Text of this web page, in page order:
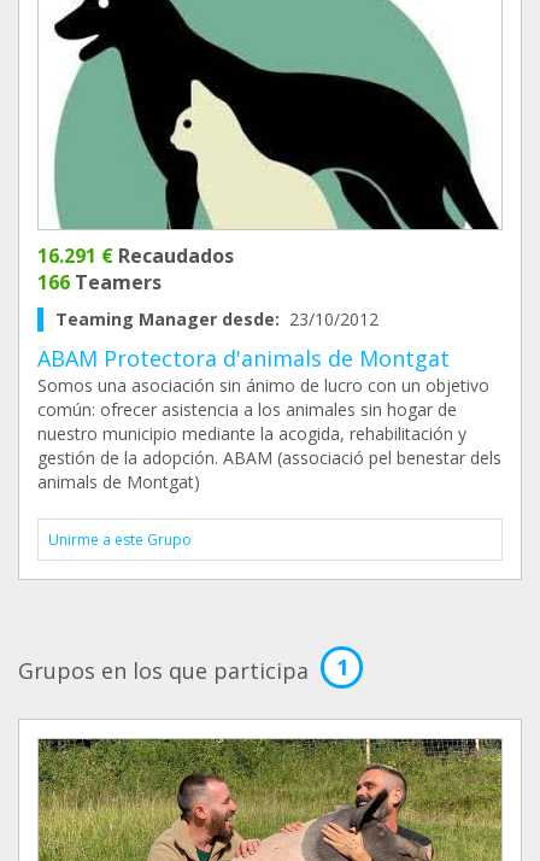
16.291 € Recaudados
166 Teamers
Teaming Manager desde: 23/10/2012
ABAM Protectora d'animals de Montgat
Somos una asociación sin ánimo de lucro con un objetivo
común: ofrecer asistencia a los animales sin hogar de
nuestro municipio mediante la acogida, rehabilitación y
gestión de la adopción. ABAM (associació pel benestar dels
animals de Montgat)
Unirme a este Grupo
Grupos en los que participa 1